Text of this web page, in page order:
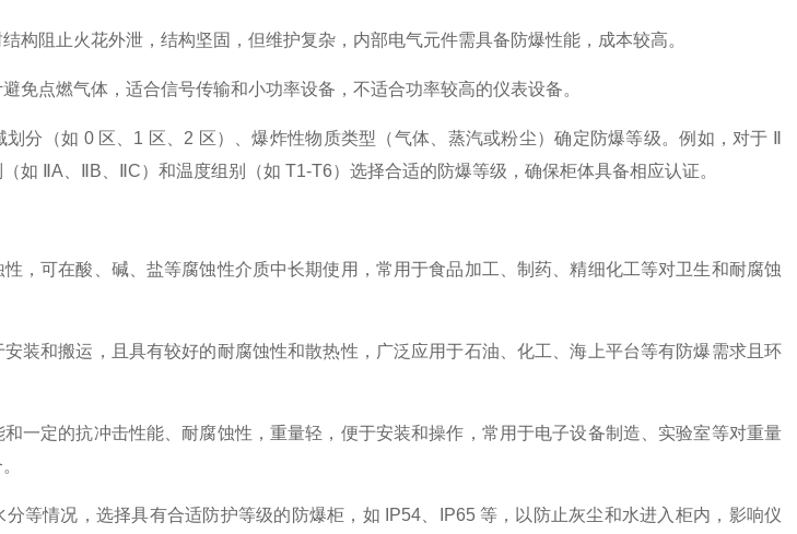
构阻止火花外泄，结构坚固，但维护复杂，内部电气元件需具备防爆性能，成本较高。
免点燃气体，适合信号传输和小功率设备，不适合功率较高的仪表设备。
划分（如 0 区、1 区、2 区）、爆炸性物质类型（气体、蒸汽或粉尘）确定防爆等级。例如，对于 Ⅱ
如 ⅡA、ⅡB、ⅡC）和温度组别（如 T1-T6）选择合适的防爆等级，确保柜体具备相应认证。
性，可在酸、碱、盐等腐蚀性介质中长期使用，常用于食品加工、制药、精细化工等对卫生和耐腐蚀
安装和搬运，且具有较好的耐腐蚀性和散热性，广泛应用于石油、化工、海上平台等有防爆需求且环
和一定的抗冲击性能、耐腐蚀性，重量轻，便于安装和操作，常用于电子设备制造、实验室等对重量
分等情况，选择具有合适防护等级的防爆柜，如 IP54、IP65 等，以防止灰尘和水进入柜内，影响仪